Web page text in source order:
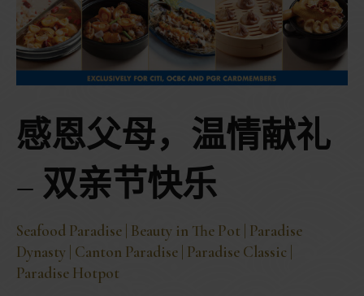
感恩父母，温情献礼
– 双亲节快乐
Seafood Paradise | Beauty in The Pot | Paradise
Dynasty | Canton Paradise | Paradise Classic |
Paradise Hotpot